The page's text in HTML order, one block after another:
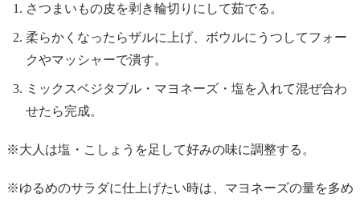
さつまいもの皮を剥き輪切りにして茹でる。
柔らかくなったらザルに上げ、ボウルにうつしてフォー
クやマッシャーで潰す。
ミックスベジタブル・マヨネーズ・塩を入れて混ぜ合わ
せたら完成。
※大人は塩・こしょうを足して好みの味に調整する。
※ゆるめのサラダに仕上げたい時は、マヨネーズの量を多め